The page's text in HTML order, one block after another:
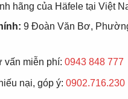
hãng của Häfele tại Việt
9 Đoàn Văn Bơ,
vấn miễn phí: 0943 848 777
nại, góp ý: 0902.716.230